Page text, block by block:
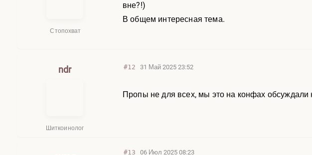
Стопохват
вне?!)
В общем интересная тема.
ndr
Шиткоинолог
#12 31 Май 2025 23:52
Пропы не для всех, мы это на конфах обсуждали
#13 06 Июл 2025 08:23